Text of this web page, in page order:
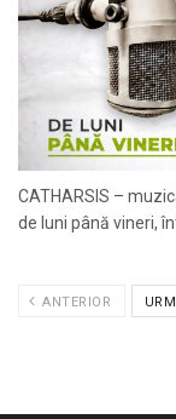
CATHARSIS –
de luni până vineri,
ANTERIOR